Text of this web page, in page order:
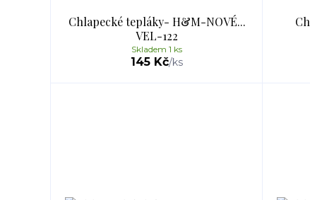
Chlapecké tepláky- H&M-NOVÉ...
VEL-122
145 Kč/ks
Skladem 1 ks